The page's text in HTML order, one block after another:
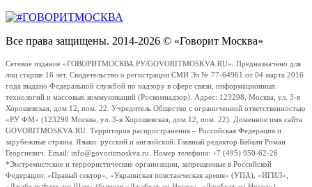
Все права защищены. 2014-2026 © «Говорит Москва»
Сетевое издание «ГОВОРИТМОСКВА.РУ/GOVORITMOSKVA.RU». Предназначено для
лиц старше 16 лет. Свидетельство о регистрации СМИ Эл № 77-64961 от 04 марта 2016
года выдано Федеральной службой по надзору в сфере связи, информационных
технологий и массовых коммуникаций (Роскомнадзор). Адрес: 123298, Москва, ул. 3-я
Хорошевская, дом 12, пом. 22. Учредитель Общество с ограниченной ответственностью
«РУ ФМ» (123298 Москва, ул. 3-я Хорошевская, дом 12, пом. 22). Доменное имя сайта
GOVORITMOSKVA.RU. Территория распространения – Российская Федерация и
зарубежные страны. Языки: русский и английский. Главный редактор Бабаян Роман
Георгиевич. Email: info@govoritmoskva.ru. Номер телефона: +7 (495) 950-62-26
*Экстремистские и террористические организации, запрещенные в Российской
Федерации: «Правый сектор», «Украинская повстанческая армия» (УПА), «ИГИЛ»,